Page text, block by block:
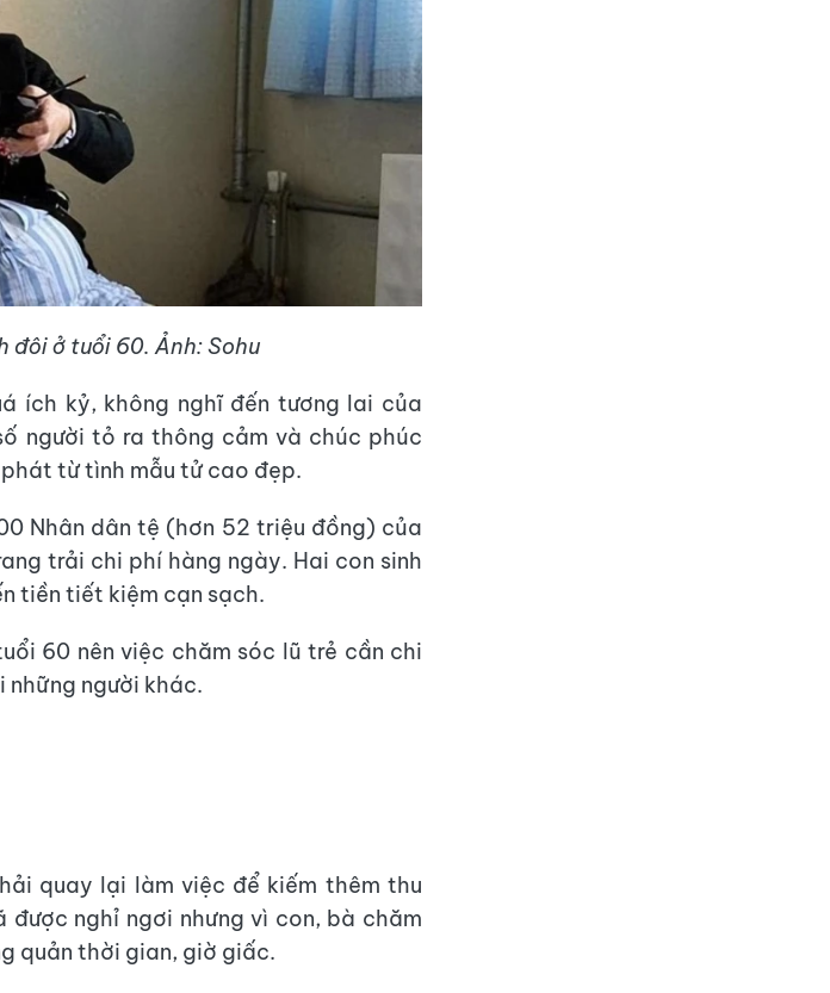
đôi ở tuổi 60. Ảnh: Sohu
ích kỷ, không nghĩ đến tương lai của
người tỏ ra thông cảm và chúc phúc
từ tình mẫu tử cao đẹp.
Nhân dân tệ (hơn 52 triệu đồng) của
trải chi phí hàng ngày. Hai con sinh
tiền tiết kiệm cạn sạch.
60 nên việc chăm sóc lũ trẻ cần chi
những người khác.
quay lại làm việc để kiếm thêm thu
được nghỉ ngơi nhưng vì con, bà chăm
quản thời gian, giờ giấc.